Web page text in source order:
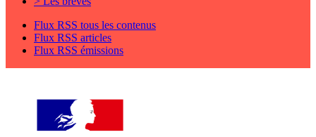
Flux RSS tous les contenus
Flux RSS articles
Flux RSS émissions